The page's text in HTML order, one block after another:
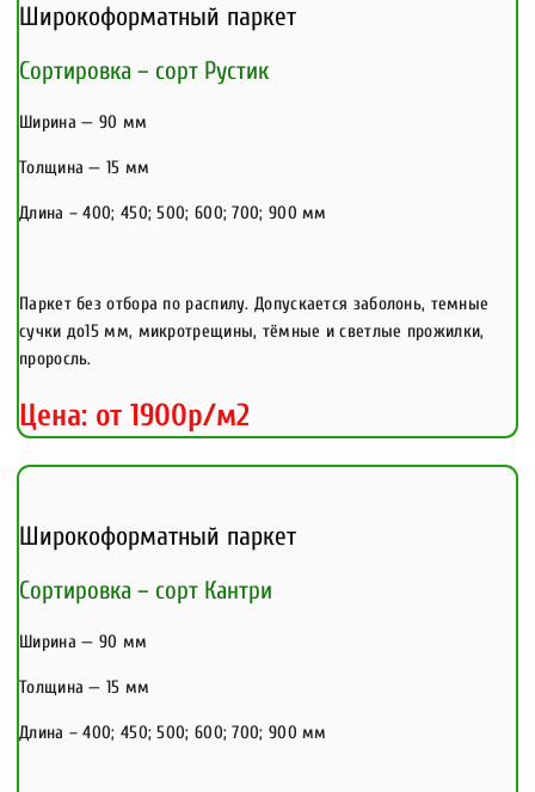
Широкоформатный паркет
Сортировка – сорт Рустик
Ширина — 90 мм
Толщина — 15 мм
Длина – 400; 450; 500; 600; 700; 900 мм
Паркет без отбора по распилу. Допускается заболонь, темные
сучки до15 мм, микротрещины, тёмные и светлые прожилки,
проросль.
Цена: от 1900р/м2
Широкоформатный паркет
Сортировка – сорт Кантри
Ширина — 90 мм
Толщина — 15 мм
Длина – 400; 450; 500; 600; 700; 900 мм